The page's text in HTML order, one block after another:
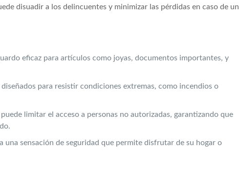
disuadir a los delincuentes y minimizar las pérdidas en caso de un
eficaz para artículos como joyas, documentos importantes, y
para resistir condiciones extremas, como incendios o
puede limitar el acceso a personas no autorizadas, garantizando que
una sensación de seguridad que permite disfrutar de su hogar o